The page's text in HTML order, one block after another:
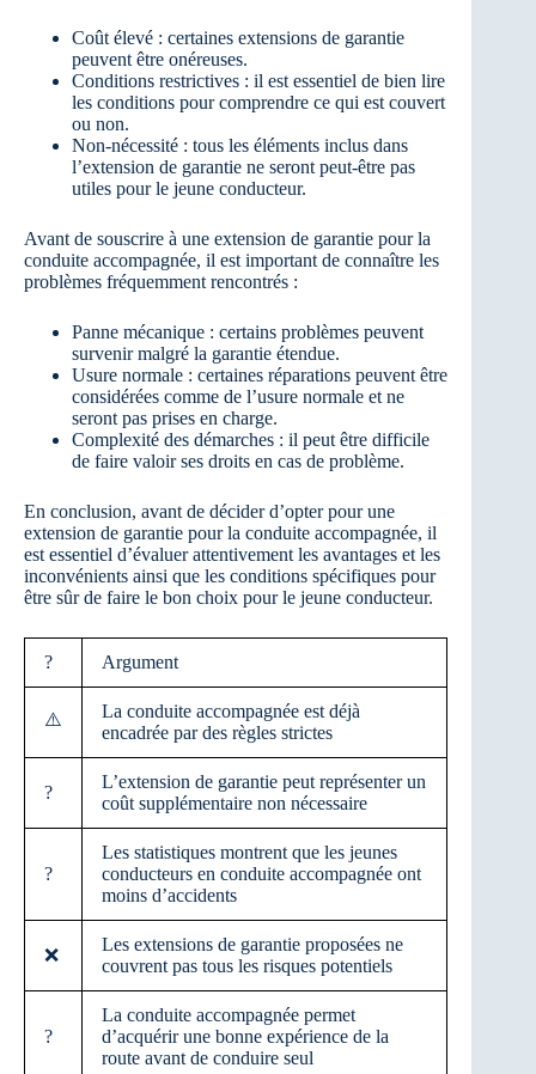
Coût élevé : certaines extensions de garantie
peuvent être onéreuses.
Conditions restrictives : il est essentiel de bien lire
les conditions pour comprendre ce qui est couvert
ou non.
Non-nécessité : tous les éléments inclus dans
l’extension de garantie ne seront peut-être pas
utiles pour le jeune conducteur.
Avant de souscrire à une extension de garantie pour la
conduite accompagnée, il est important de connaître les
problèmes fréquemment rencontrés :
Panne mécanique : certains problèmes peuvent
survenir malgré la garantie étendue.
Usure normale : certaines réparations peuvent être
considérées comme de l’usure normale et ne
seront pas prises en charge.
Complexité des démarches : il peut être difficile
de faire valoir ses droits en cas de problème.
En conclusion, avant de décider d’opter pour une
extension de garantie pour la conduite accompagnée, il
est essentiel d’évaluer attentivement les avantages et les
inconvénients ainsi que les conditions spécifiques pour
être sûr de faire le bon choix pour le jeune conducteur.
? Argument
⚠️
La conduite accompagnée est déjà
encadrée par des règles strictes
?
L’extension de garantie peut représenter un
coût supplémentaire non nécessaire
?
Les statistiques montrent que les jeunes
conducteurs en conduite accompagnée ont
moins d’accidents
❌
Les extensions de garantie proposées ne
couvrent pas tous les risques potentiels
?
La conduite accompagnée permet
d’acquérir une bonne expérience de la
route avant de conduire seul